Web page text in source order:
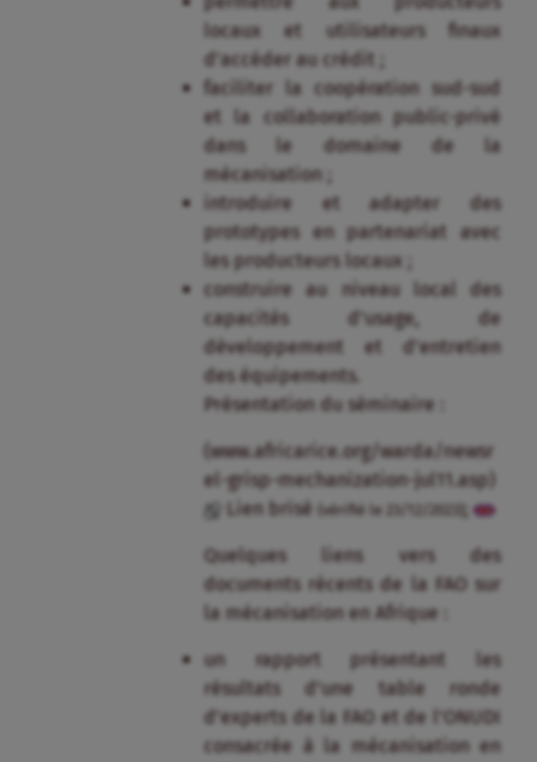
locaux et utilisateurs finaux
d’accéder au crédit ;
faciliter la coopération sud-sud
et la collaboration public-privé
dans le domaine de la
mécanisation ;
introduire et adapter des
prototypes en partenariat avec
les producteurs locaux ;
construire au niveau local des
capacités d’usage, de
développement et d’entretien
des équipements.
Présentation du séminaire :
(www.africarice.org/warda/newsr
el-grisp-mechanization-jul11.asp)
Lien brisé
(vérifié le 23/12/2023) ;
Quelques liens vers des
documents récents de la FAO sur
la mécanisation en Afrique :
un rapport présentant les
résultats d’une table ronde
d’experts de la FAO et de l’ONUDI
consacrée à la mécanisation en